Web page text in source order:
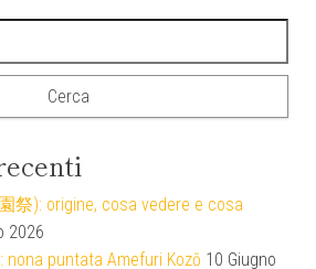
祭): origine, cosa vedere e cosa
2026
nona puntata Amefuri Kozō 10 Giugno